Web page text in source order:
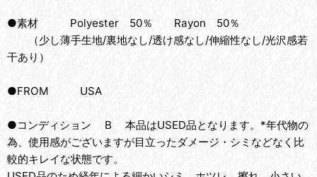
●素材 Polyester 50％ Rayon 50％
（少し薄手生地/裏地なし/透け感なし/伸縮性なし/光沢感若
干あり）
●FROM USA
●コンディション B 本品はUSED品となります。*年代物の
為、使用感がございますが目立ったダメージ・シミなどなく比
較的キレイな状態です。